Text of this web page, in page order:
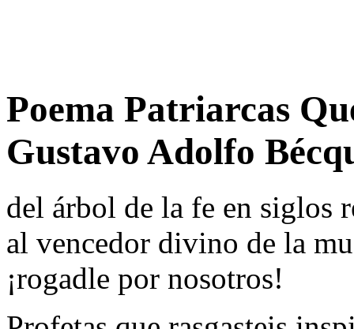
Poema Patriarcas
Gustavo Adolfo
del árbol de la fe en siglos
al vencedor divino de la
¡rogadle por nosotros!